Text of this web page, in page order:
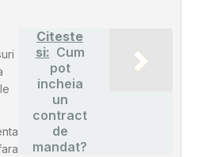
Citeste
si: Cum
pot
incheia
un
contract
de
mandat?